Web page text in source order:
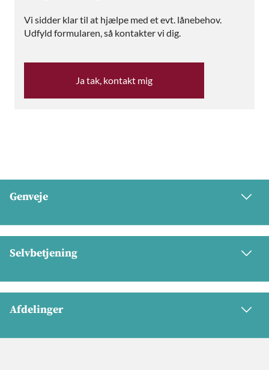
Vi sidder klar til at hjælpe med et evt. lånebehov.
Udfyld formularen, så kontakter vi dig.
Ja tak, kontakt mig
Genveje
Selvbetjening
Afdelinger